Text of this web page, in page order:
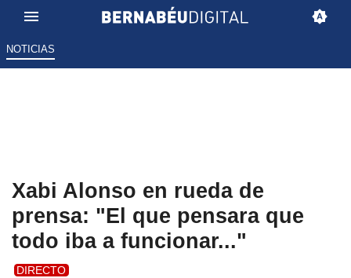
NOTICIAS
Xabi Alonso en rueda de
prensa: "El que pensara que
todo iba a funcionar..."
DIRECTO